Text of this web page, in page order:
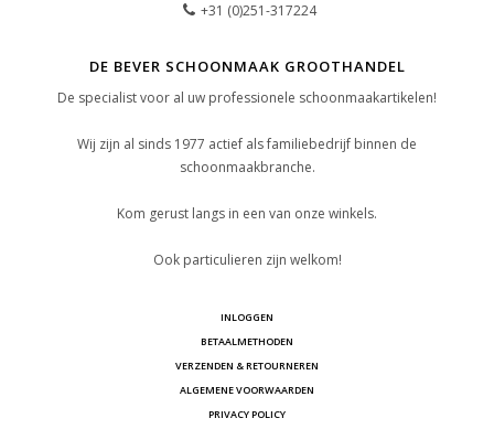
+31 (0)251-317224
DE BEVER SCHOONMAAK GROOTHANDEL
De specialist voor al uw professionele schoonmaakartikelen!
Wij zijn al sinds 1977 actief als familiebedrijf binnen de
schoonmaakbranche.
Kom gerust langs in een van onze winkels.
Ook particulieren zijn welkom!
INLOGGEN
BETAALMETHODEN
VERZENDEN & RETOURNEREN
ALGEMENE VOORWAARDEN
PRIVACY POLICY